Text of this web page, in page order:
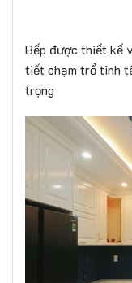
Bếp được thiết kế
tiết chạm trổ tinh
trọng